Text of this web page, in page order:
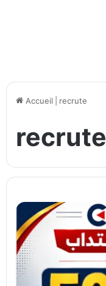
Accueil recrute
recrute